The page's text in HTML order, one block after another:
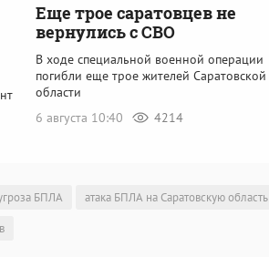
Еще трое саратовцев не
вернулись с СВО
В ходе специальной военной операции
погибли еще трое жителей Саратовской
области
6 августа 10:40
4214
БПЛА атака БПЛА на Саратовскую область